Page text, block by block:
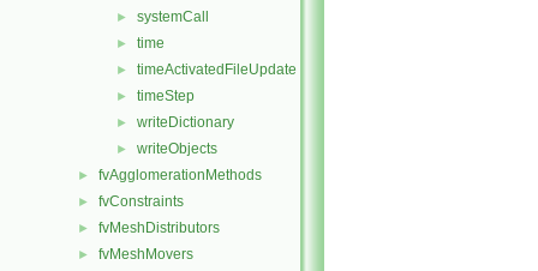
► systemCall
► time
► timeActivatedFileUpdate
► timeStep
► writeDictionary
► writeObjects
► fvAgglomerationMethods
► fvConstraints
► fvMeshDistributors
► fvMeshMovers